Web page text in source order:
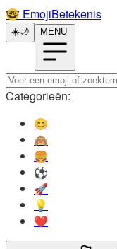
🤓️ EmojiBetekenis
☀️🌙 MENU
Categorieën:
😊️
🙈️
🍔️
⚽️
🚀️
💡️
❤️